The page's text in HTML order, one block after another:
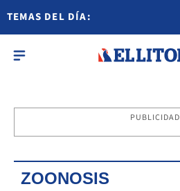
TEMAS DEL DÍA:
PUBLICIDAD
ZOONOSIS